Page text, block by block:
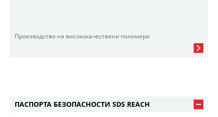
Производство на висококачествени полимери
ПАСПОРТА БЕЗОПАСНОСТИ SDS REACH